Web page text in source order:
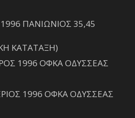
ΠΑΝΙΩΝΙΟΣ 35,45
ΚΑΤΑΤΑΞΗ)
1996 ΟΦΚΑ ΟΔΥΣΣΕΑΣ
1996 ΟΦΚΑ ΟΔΥΣΣΕΑΣ